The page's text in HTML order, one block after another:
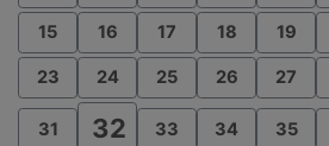
15 16 17 18 19
23 24 25 26 27
31 32 33 34 35